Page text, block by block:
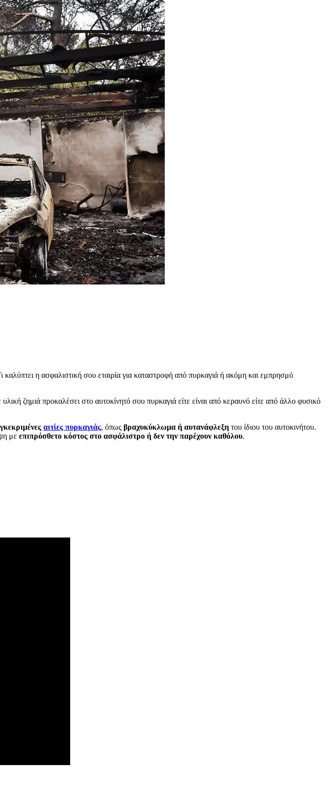
η ασφαλιστική σου εταιρία για καταστροφή από πυρκαγιά ή ακόμη και εμπρησμό
ζημιά προκαλέσει στο αυτοκίνητό σου πυρκαγιά είτε είναι από κεραυνό είτε από άλλο φυσικό
αιτίες πυρκαγιάς, όπως βραχυκύκλωμα ή αυτανάφλεξη του ίδιου του αυτοκινήτου.
με επιπρόσθετο κόστος στο ασφάλιστρο ή δεν την παρέχουν καθόλου.